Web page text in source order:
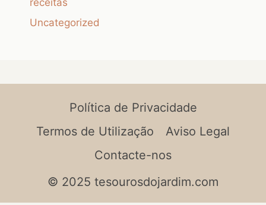
receitas
Uncategorized
Política de Privacidade
Termos de Utilização
Aviso Legal
Contacte-nos
© 2025 tesourosdojardim.com